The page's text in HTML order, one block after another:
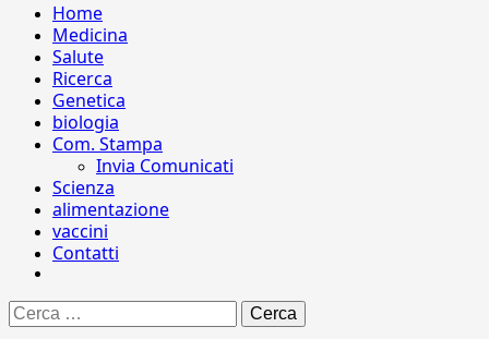
Home
Medicina
Salute
Ricerca
Genetica
biologia
Com. Stampa
Invia Comunicati
Scienza
alimentazione
vaccini
Contatti
Ricerca
per: